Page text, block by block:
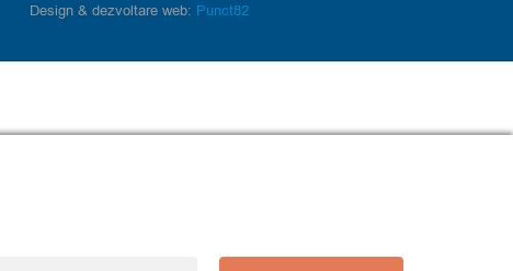
Design & dezvoltare web: Punct82